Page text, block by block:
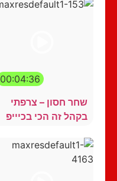
00:04:36
שחר חסון – צרפתי
בקהל זה הכי בכיייפ